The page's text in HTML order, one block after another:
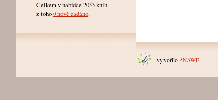
Celkem v nabídce 2053 knih
z toho0 nově zadáno.
vytvořilo ANAWE